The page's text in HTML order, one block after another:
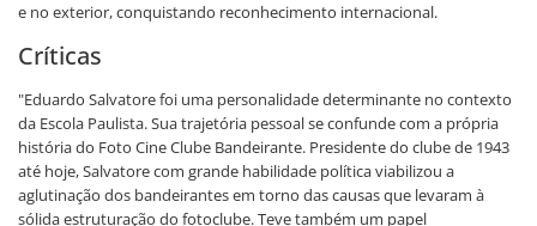
e no exterior, conquistando reconhecimento internacional.
Críticas
"Eduardo Salvatore foi uma personalidade determinante no contexto
da Escola Paulista. Sua trajetória pessoal se confunde com a própria
história do Foto Cine Clube Bandeirante. Presidente do clube de 1943
até hoje, Salvatore com grande habilidade política viabilizou a
aglutinação dos bandeirantes em torno das causas que levaram à
sólida estruturação do fotoclube. Teve também um papel